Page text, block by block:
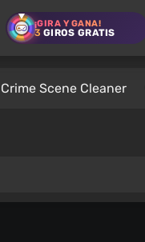
¡GIRA Y GANA!
3 GIROS GRATIS
Crime Scene Cleaner